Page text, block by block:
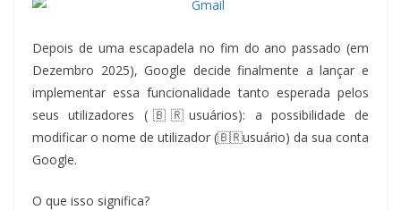
Depois de uma escapadela no fim do ano passado (em
Dezembro 2025), Google decide finalmente a lançar e
implementar essa funcionalidade tanto esperada pelos
seus utilizadores (🇧🇷usuários): a possibilidade de
modificar o nome de utilizador (🇧🇷usuário) da sua conta
Google.
O que isso significa?